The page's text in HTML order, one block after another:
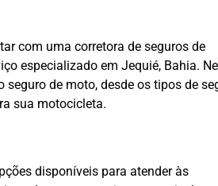
com uma corretora de seguros de
especializado em Jequié, Bahia.
de moto, desde os tipos de
sua motocicleta.
disponíveis para atender às